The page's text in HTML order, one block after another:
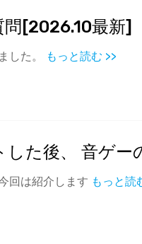
[2026.10最新]
した。 もっと読む >>
した後、 音ゲー
回は紹介します もっと読